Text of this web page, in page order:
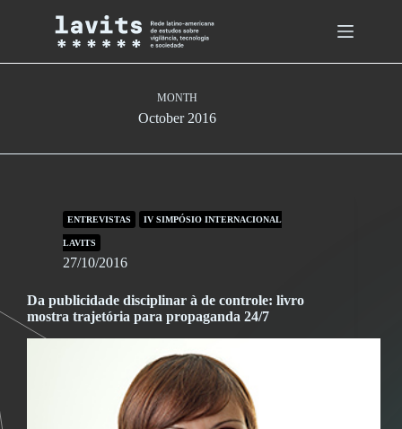
MONTH
October 2016
ENTREVISTAS IV SIMPÓSIO INTERNACIONAL
LAVITS
27/10/2016
Da publicidade disciplinar à de controle: livro
mostra trajetória para propaganda 24/7